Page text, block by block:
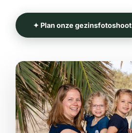
✦ Plan onze gezinsfotoshoot